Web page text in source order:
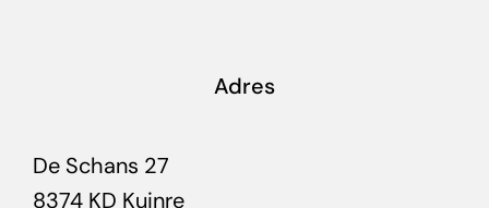
Adres
De Schans 27
8374 KD Kuinre